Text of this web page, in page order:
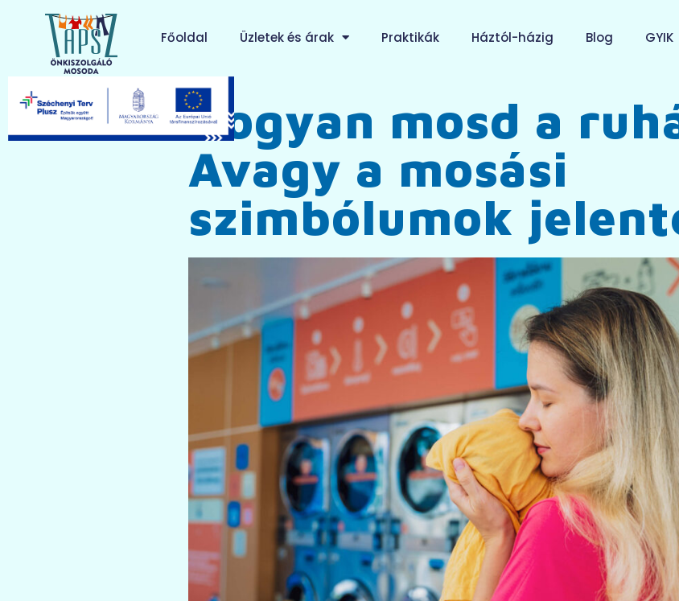
Főoldal Üzletek és árak Praktikák Háztól-házig Blog GYIK
Hogyan mosd a
Avagy a mosási
szimbólumok